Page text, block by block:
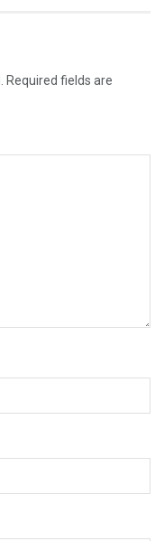
Required fields are